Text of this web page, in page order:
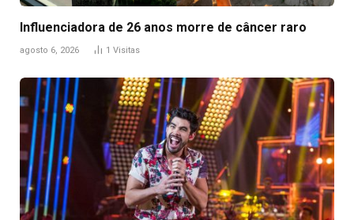
Influenciadora de 26 anos morre de câncer raro
agosto 6, 2026 1 Visitas